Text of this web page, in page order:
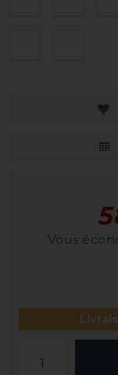
Vous